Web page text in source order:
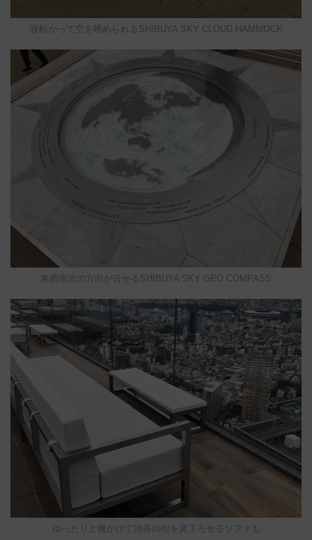
寝転がって空を眺められるSHIBUYA SKY CLOUD HAMMOCK
東西南北の方向が分かるSHIBUYA SKY GEO COMPASS
ゆったりと腰かけて渋谷の街を見下ろせるソファも